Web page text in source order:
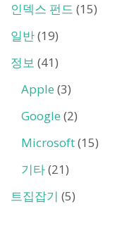
인덱스 펀드 (15)
일반(19)
정보 (41)
Apple (3)
Google (2)
Microsoft(15)
기타(21)
트집잡기 (5)